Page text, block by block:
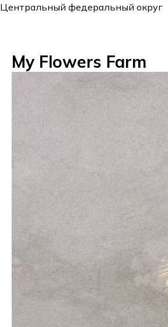
Центральный федеральный округ
My Flowers Farm